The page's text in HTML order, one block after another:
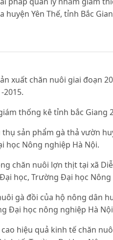
Yên Thế, tỉnh Bắc
xuất chăn nuôi giai đoạn
2015.
thống kê tỉnh bắc Giang
sản phẩm gà thả vườn
học Nông nghiệp Hà Nội.
chăn nuôi lợn thịt tại xã
học, Trường Đại học
gà đồi của hộ nông dân
Đại học nông nghiệp Hà
hiệu quả kinh tế chăn